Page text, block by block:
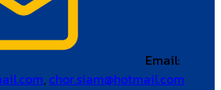
Email:
,chor.siam@hotmail.com